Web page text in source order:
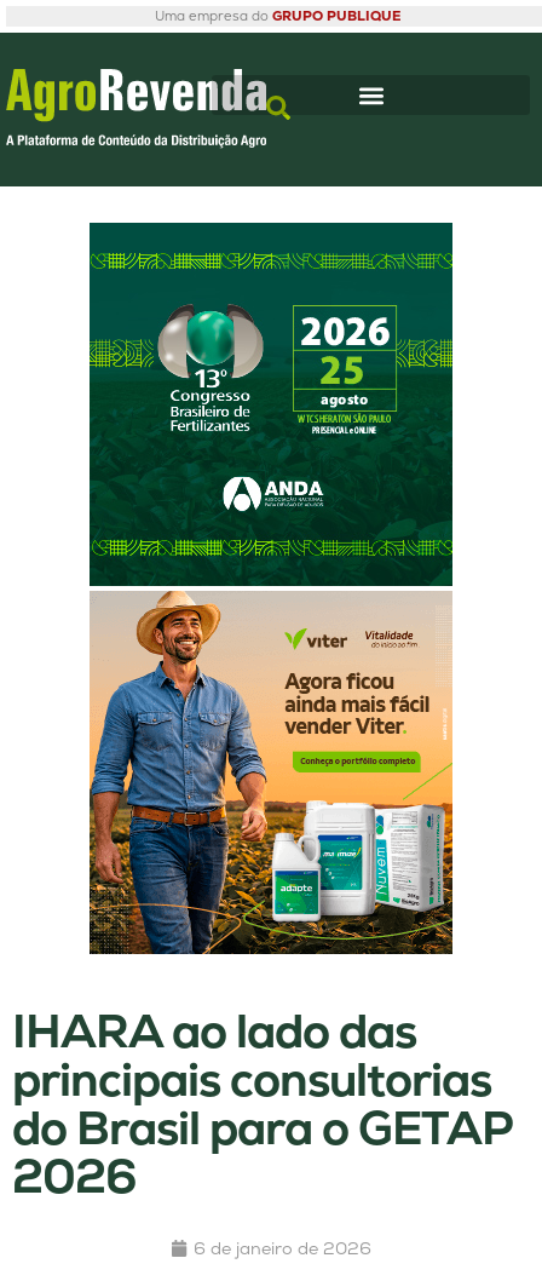
Uma empresa do GRUPO PUBLIQUE
IHARA ao lado das
principais consultorias
do Brasil para o GETAP
2026
6 de janeiro de 2026